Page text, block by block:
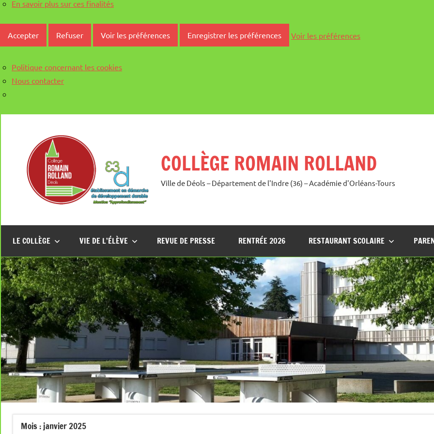
En savoir plus sur ces finalités
Accepter Refuser Voir les préférences Enregistrer les préférences Voir les préférences
Politique concernant les cookies
Nous contacter
COLLÈGE ROMAIN ROLLAND
Ville de Déols – Département de l'Indre (36) – Académie d'Orléans-Tours
LE COLLÈGE VIE DE L’ÉLÈVE REVUE DE PRESSE RENTRÉE 2026 RESTAURANT SCOLAIRE
Mois : janvier 2025